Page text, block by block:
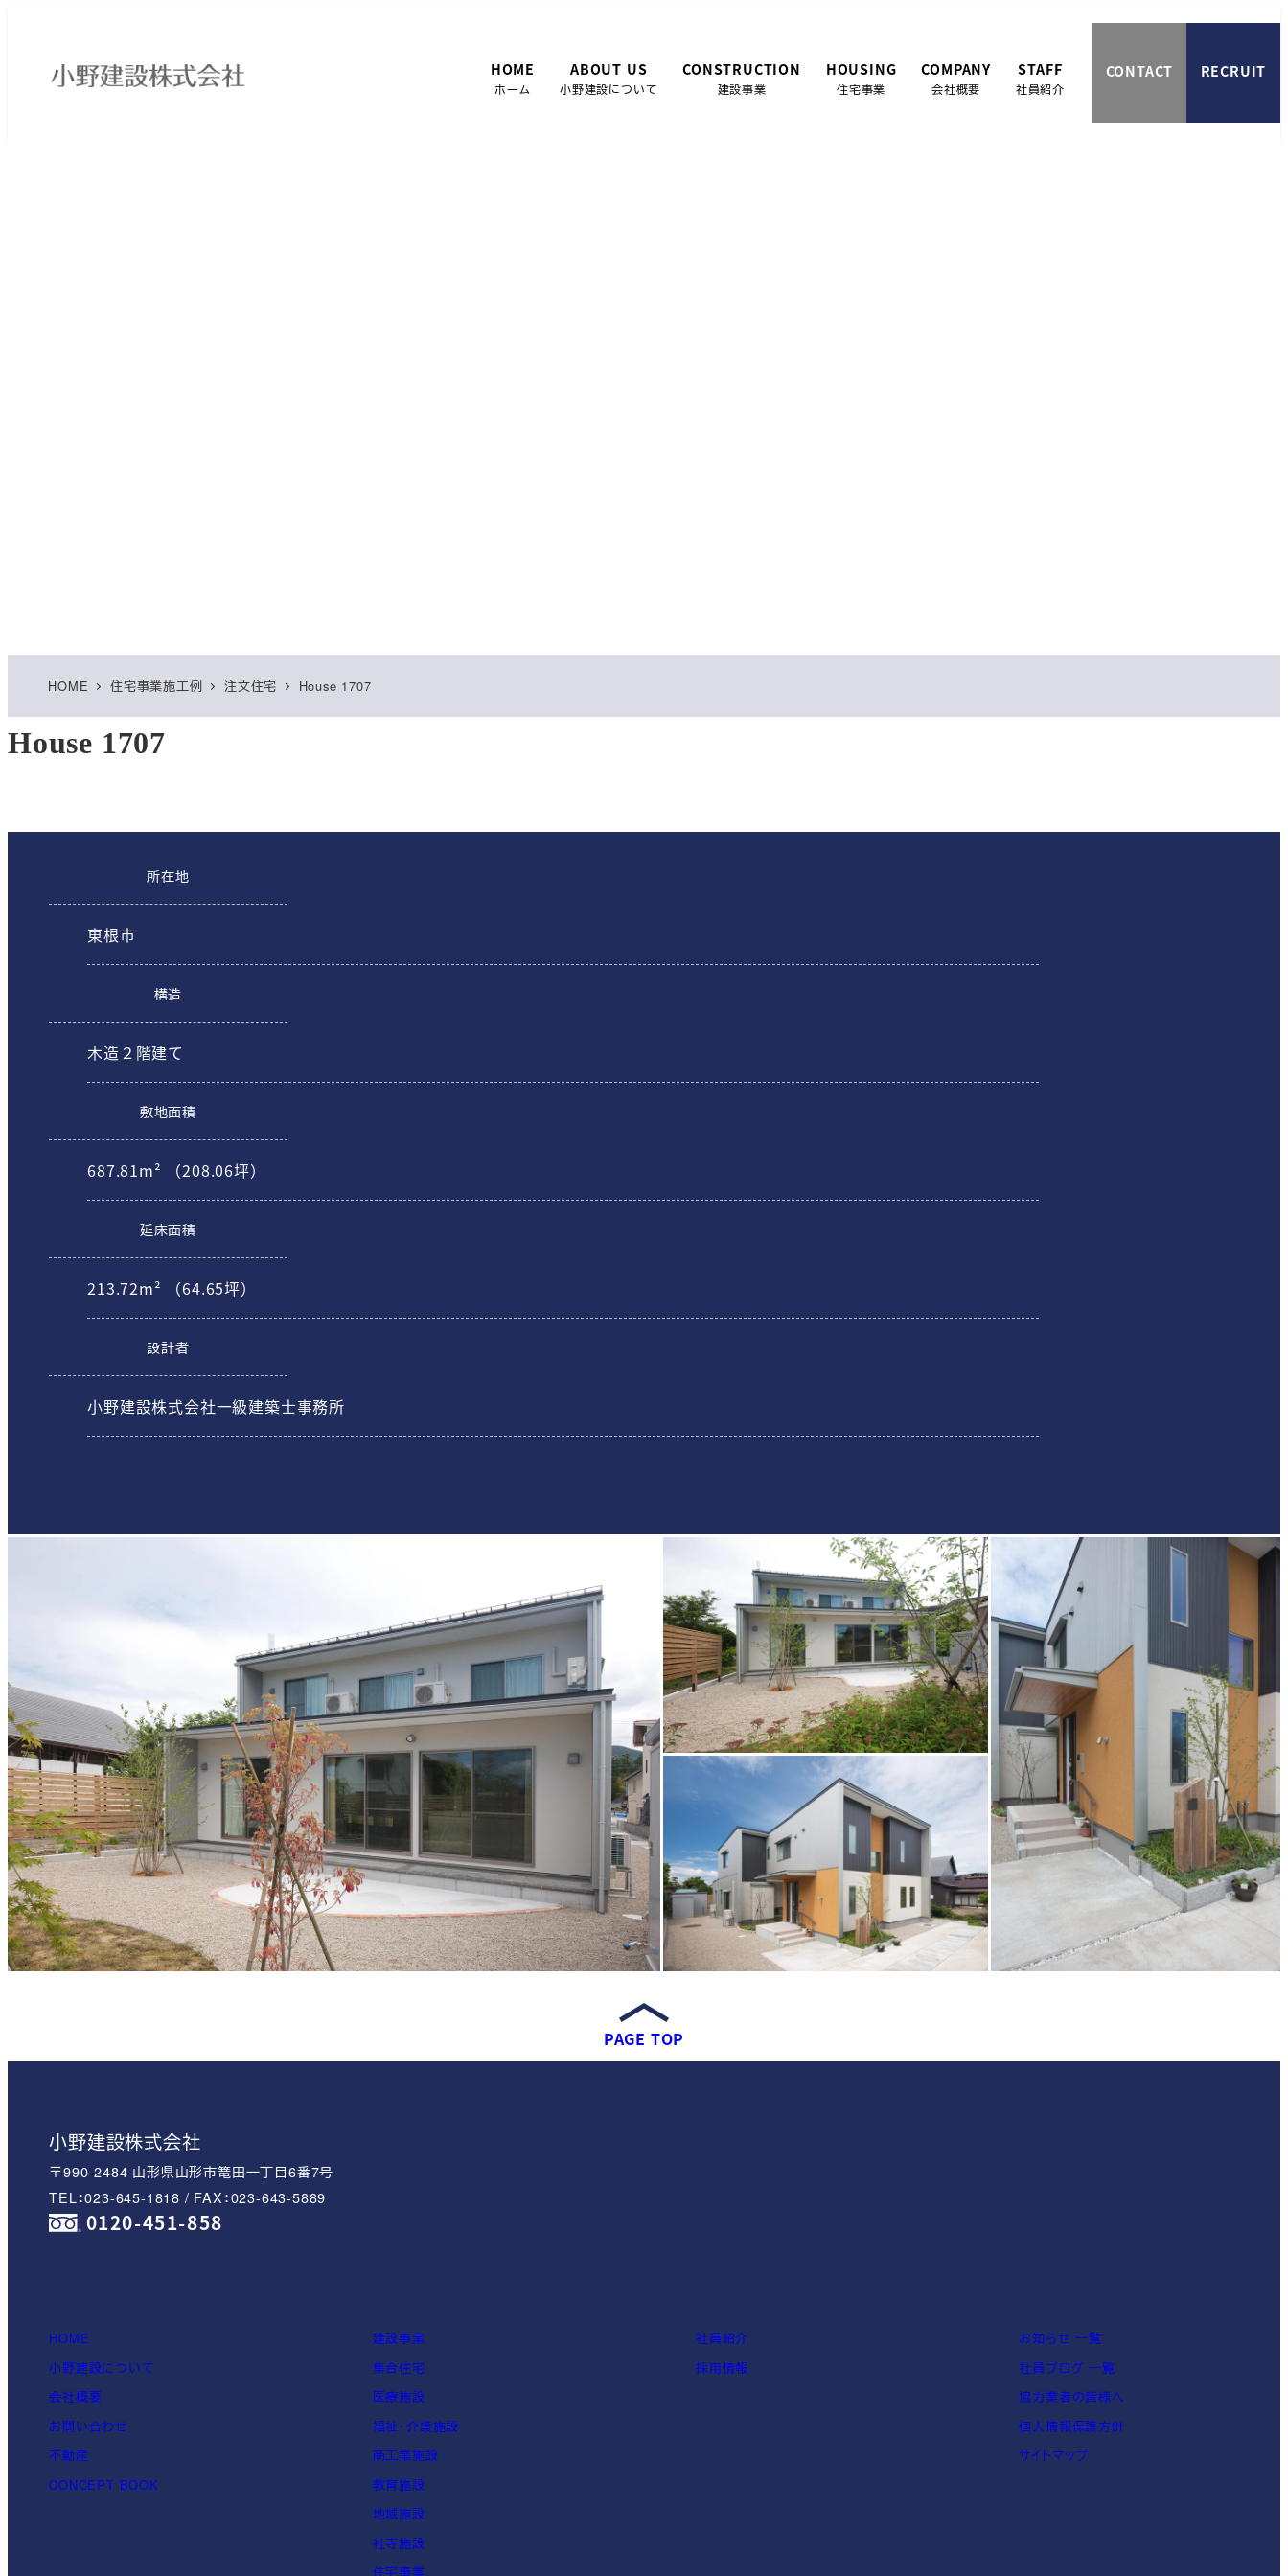
HOME
ホーム
ABOUT US
小野建設について
CONSTRUCTION
建設事業
HOUSING
住宅事業
COMPANY
会社概要
STAFF
社員紹介
CONTACT RECRUIT
HOME 住宅事業施工例 注文住宅 House 1707
House 1707
所在地
東根市
構造
木造２階建て
敷地面積
687.81m² （208.06坪）
延床面積
213.72m² （64.65坪）
設計者
小野建設株式会社一級建築士事務所
PAGE TOP
小野建設株式会社
〒990-2484 山形県山形市篭田一丁目6番7号
TEL：023-645-1818 / FAX：023-643-5889
0120-451-858
HOME
小野建設について
会社概要
お問い合わせ
不動産
CONCEPT BOOK
建設事業
集合住宅
医療施設
福祉・介護施設
商工業施設
教育施設
地域施設
社寺施設
住宅事業
社員紹介
採用情報
お知らせ 一覧
社員ブログ 一覧
協力業者の皆様へ
個人情報保護方針
サイトマップ